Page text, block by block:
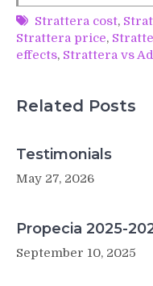
Strattera cost,
Strattera price,
effects, Strattera vs
Related Posts
Testimonials
May 27, 2026
Propecia 2025-
September 10, 2025